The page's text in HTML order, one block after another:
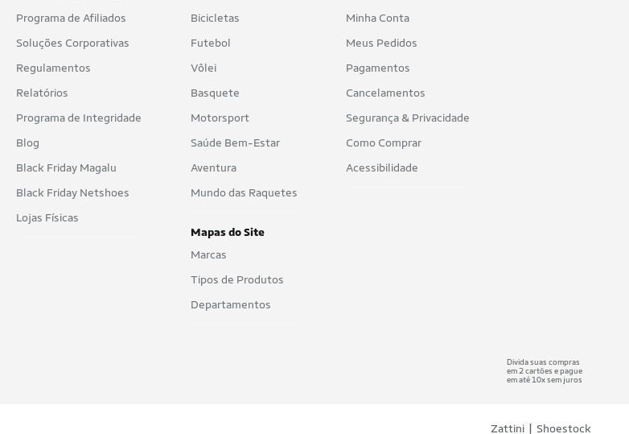
Programa de Afiliados
Soluções Corporativas
Regulamentos
Relatórios
Programa de Integridade
Blog
Black Friday Magalu
Black Friday Netshoes
Lojas Físicas
Bicicletas
Futebol
Vôlei
Basquete
Motorsport
Saúde Bem-Estar
Aventura
Mundo das Raquetes
Mapas do Site
Marcas
Tipos de Produtos
Departamentos
Minha Conta
Meus Pedidos
Pagamentos
Cancelamentos
Segurança & Privacidade
Como Comprar
Acessibilidade
Divida suas compras
em 2 cartões e pague
em até 10x sem juros
Zattini | Shoestock